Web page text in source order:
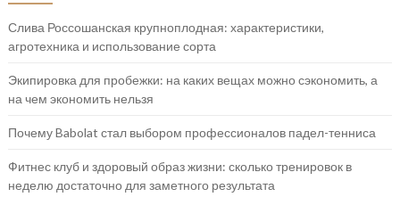
Слива Россошанская крупноплодная: характеристики,
агротехника и использование сорта
Экипировка для пробежки: на каких вещах можно сэкономить, а
на чем экономить нельзя
Почему Babolat стал выбором профессионалов падел-тенниса
Фитнес клуб и здоровый образ жизни: сколько тренировок в
неделю достаточно для заметного результата